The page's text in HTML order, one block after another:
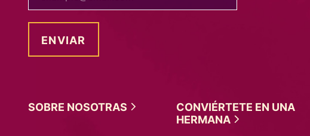
SOBRE NOSOTRAS
CONVIÉRTETE EN UNA
HERMANA